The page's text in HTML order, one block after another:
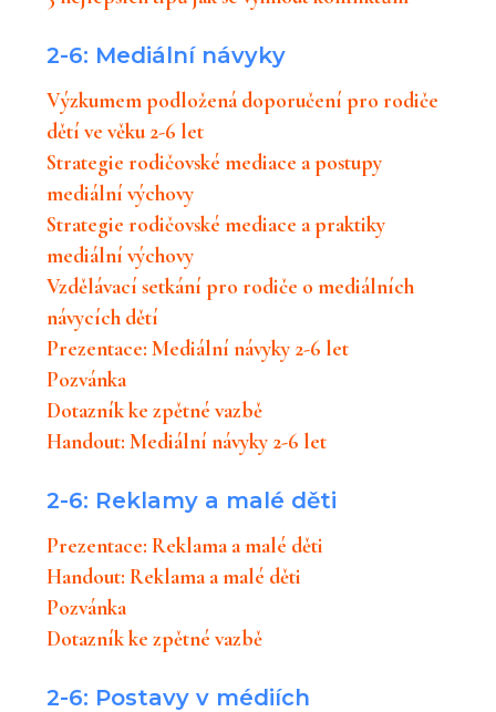
2-6: Mediální návyky
Výzkumem podložená doporučení pro rodiče
dětí ve věku 2-6 let
Strategie rodičovské mediace a postupy
mediální výchovy
Strategie rodičovské mediace a praktiky
mediální výchovy
Vzdělávací setkání pro rodiče o mediálních
návycích dětí
Prezentace: Mediální návyky 2-6 let
Pozvánka
Dotazník ke zpětné vazbě
Handout: Mediální návyky 2-6 let
2-6: Reklamy a malé děti
Prezentace: Reklama a malé děti
Handout: Reklama a malé děti
Pozvánka
Dotazník ke zpětné vazbě
2-6: Postavy v médiích